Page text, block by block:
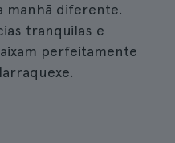
manhã diferente.
tranquilas e
perfeitamente